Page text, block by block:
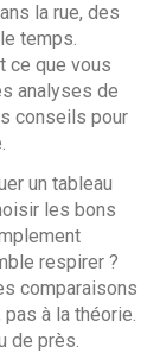
la rue, des
temps.
ce que vous
analyses de
conseils pour
un tableau
les bons
respirer ?
comparaisons
à la théorie.
de près.